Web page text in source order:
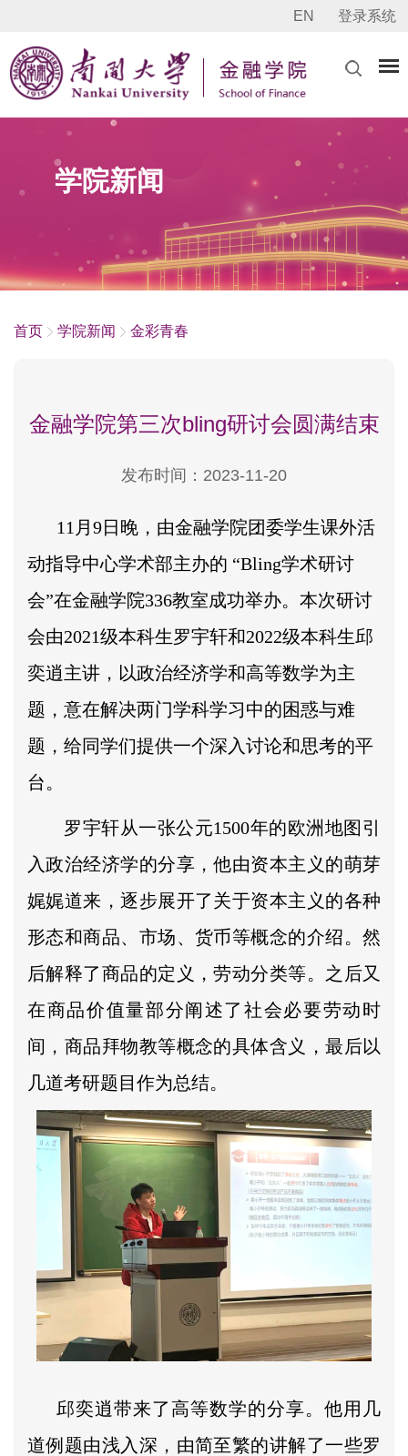
EN 登录系统
学院新闻
首页 学院新闻 金彩青春
金融学院第三次bling研讨会圆满结束
发布时间：2023-11-20
11月9日晚，由金融学院团委学生课外活
动指导中心学术部主办的 “Bling学术研讨
会”在金融学院336教室成功举办。本次研讨
会由2021级本科生罗宇轩和2022级本科生邱
奕逍主讲，以政治经济学和高等数学为主
题，意在解决两门学科学习中的困惑与难
题，给同学们提供一个深入讨论和思考的平
台。
罗宇轩从一张公元1500年的欧洲地图引
入政治经济学的分享，他由资本主义的萌芽
娓娓道来，逐步展开了关于资本主义的各种
形态和商品、市场、货币等概念的介绍。然
后解释了商品的定义，劳动分类等。之后又
在商品价值量部分阐述了社会必要劳动时
间，商品拜物教等概念的具体含义，最后以
几道考研题目作为总结。
邱奕逍带来了高等数学的分享。他用几
道例题由浅入深，由简至繁的讲解了一些罗